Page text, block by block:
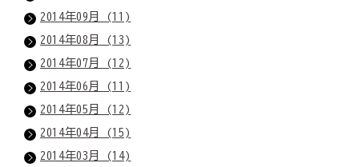
2014年09月 (11)
2014年08月 (13)
2014年07月 (12)
2014年06月 (11)
2014年05月 (12)
2014年04月 (15)
2014年03月 (14)